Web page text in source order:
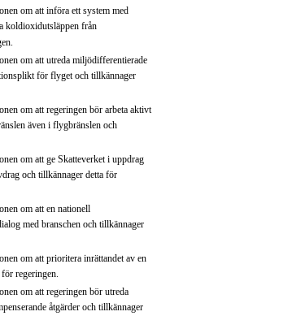
om att införa ett system med
koldioxidutsläppen från
om att utreda miljödifferentierade
för flyget och tillkännager
om att regeringen bör arbeta aktivt
även i flygbränslen och
om att ge Skatteverket i uppdrag
och tillkännager detta för
om att en nationell
med branschen och tillkännager
om att prioritera inrättandet av en
regeringen.
om att regeringen bör utreda
åtgärder och tillkännager